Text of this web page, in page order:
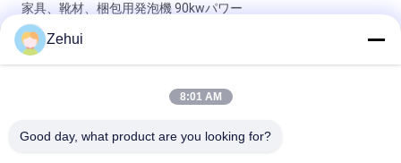
家具、靴材、梱包用発泡機 90kwパワー
家具および枕のための横の連続的なポリウレタン スポンジの泡
の生産ライン
横のスポンジの連続的な泡立つ作成ライン/機械を作る適用範囲
Zehui
8:01 AM
Good day, what product are you looking for?